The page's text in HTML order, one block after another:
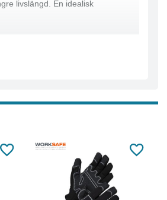
livslängd. En idealisk